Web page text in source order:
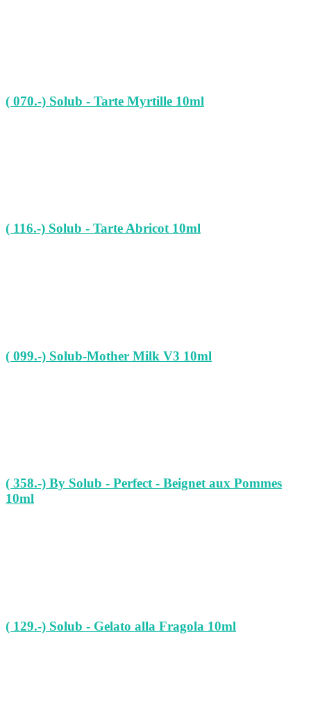
( 070.-) Solub - Tarte Myrtille 10ml
( 116.-) Solub - Tarte Abricot 10ml
( 099.-) Solub-Mother Milk V3 10ml
( 358.-) By Solub - Perfect - Beignet aux Pommes
10ml
( 129.-) Solub - Gelato alla Fragola 10ml